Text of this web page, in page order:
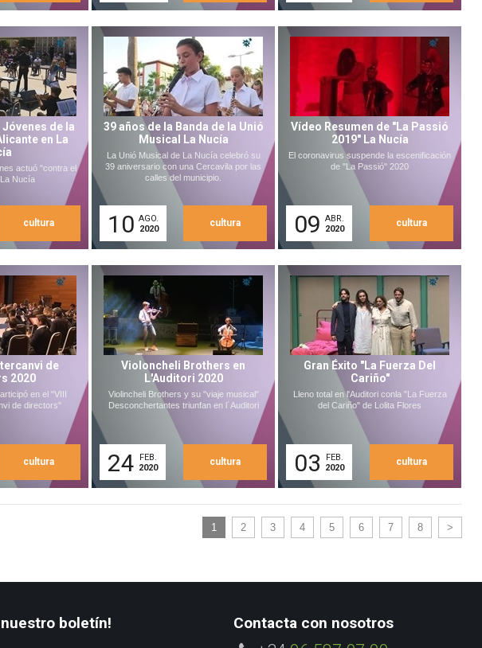
Jóvenes de la
en La
actuó "contra el
Nucía
cultura
39 años de la Banda de la Unió
Musical La Nucía
La Unió Musical de La Nucía celebró su
39 aniversario con una Cercavila por las
calles del municipio.
10 AGO.
2020
cultura
Vídeo Resumen de "La Passió
2019" La Nucía
El coronavirus suspende la escenificación
de "La Passió" 2020
09 ABR.
2020
cultura
de
2020
en el "VIII
de directors"
cultura
Violoncheli Brothers en
L'Auditori 2020
Violincheli Brothers y su "viaje musical"
Desconchertantes triunfan en l´Auditori
24
FEB.
2020
cultura
Gran Éxito "La Fuerza Del
Cariño"
Lleno total en l'Auditori conla "La Fuerza
del Cariño" de Lolita Flores
03
FEB.
2020
cultura
1 2 3 4 5 6 7 8 >
boletín! Contacta con nosotros